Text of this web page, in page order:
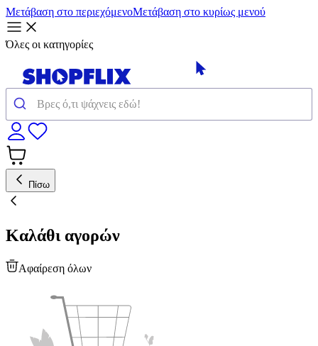
Μετάβαση στο περιεχόμενοΜετάβαση στο κυρίως μενού
Όλες οι κατηγορίες
Πίσω
Καλάθι αγορών
Αφαίρεση όλων